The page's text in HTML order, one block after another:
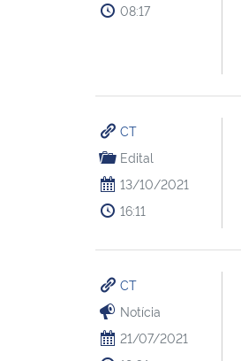
08:17
CT
Edital
13/10/2021
16:11
CT
Notícia
21/07/2021